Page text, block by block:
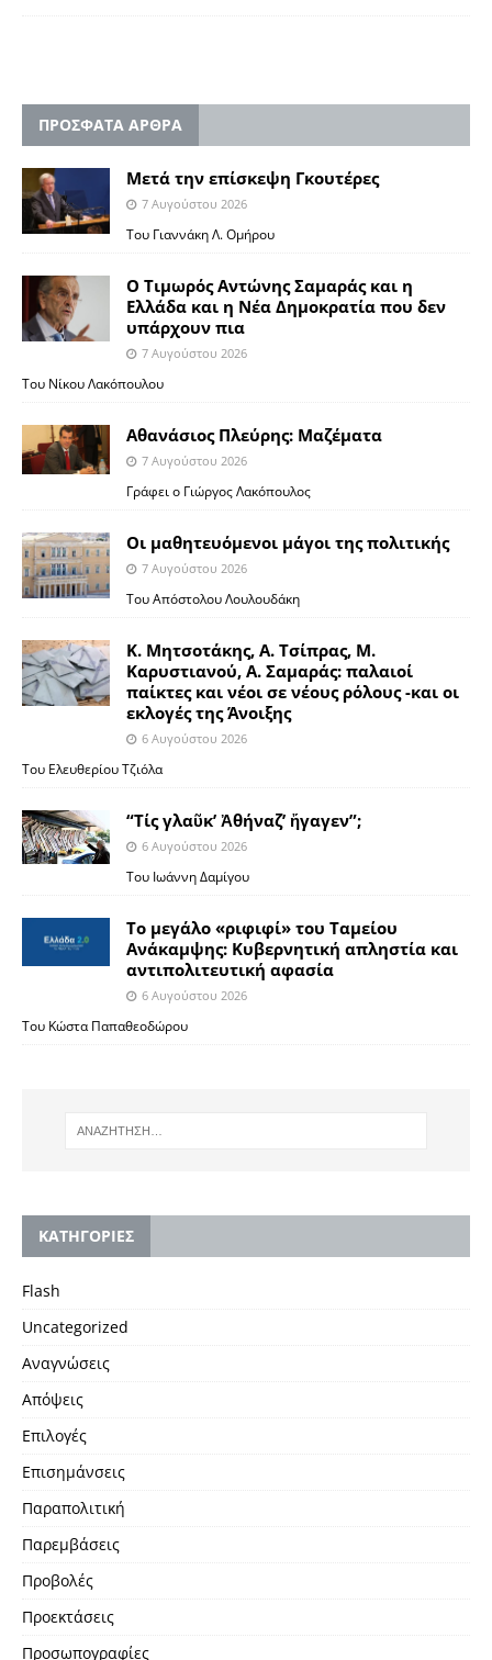
ΠΡΟΣΦΑΤΑ ΑΡΘΡΑ
Μετά την επίσκεψη Γκουτέρες
7 Αυγούστου 2026
Του Γιαννάκη Λ. Ομήρου
Ο Τιμωρός Αντώνης Σαμαράς και η
Ελλάδα και η Νέα Δημοκρατία που δεν
υπάρχουν πια
7 Αυγούστου 2026
Του Νίκου Λακόπουλου
Αθανάσιος Πλεύρης: Μαζέματα
7 Αυγούστου 2026
Γράφει ο Γιώργος Λακόπουλος
Οι μαθητευόμενοι μάγοι της πολιτικής
7 Αυγούστου 2026
Του Απόστολου Λουλουδάκη
Κ. Μητσοτάκης, Α. Τσίπρας, Μ.
Καρυστιανού, Α. Σαμαράς: παλαιοί
παίκτες και νέοι σε νέους ρόλους -και οι
εκλογές της Άνοιξης
6 Αυγούστου 2026
Του Ελευθερίου Τζιόλα
“Τίς γλαῦκ’ Ἀθήναζ’ ἤγαγεν”;
6 Αυγούστου 2026
Του Ιωάννη Δαμίγου
Το μεγάλο «ριφιφί» του Ταμείου
Ανάκαμψης: Κυβερνητική απληστία και
αντιπολιτευτική αφασία
6 Αυγούστου 2026
Του Κώστα Παπαθεοδώρου
KΑΤΗΓΟΡΙΕΣ
Flash
Uncategorized
Αναγνώσεις
Απόψεις
Επιλογές
Επισημάνσεις
Παραπολιτική
Παρεμβάσεις
Προβολές
Προεκτάσεις
Προσωπογραφίες